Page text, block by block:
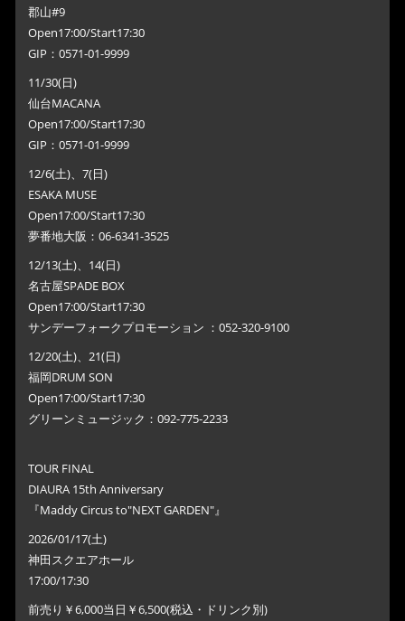
郡山#9
Open17:00/Start17:30
GIP：0571-01-9999
11/30(日)
仙台MACANA
Open17:00/Start17:30
GIP：0571-01-9999
12/6(土)、7(日)
ESAKA MUSE
Open17:00/Start17:30
夢番地大阪：06-6341-3525
12/13(土)、14(日)
名古屋SPADE BOX
Open17:00/Start17:30
サンデーフォークプロモーション ：052-320-9100
12/20(土)、21(日)
福岡DRUM SON
Open17:00/Start17:30
グリーンミュージック：092-775-2233
TOUR FINAL
DIAURA 15th Anniversary
『Maddy Circus to"NEXT GARDEN"』
2026/01/17(土)
神田スクエアホール
17:00/17:30
前売り￥6,000当日￥6,500(税込・ドリンク別)